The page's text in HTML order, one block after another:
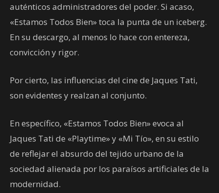
auténticos administradores del poder. Si acaso,
«Estamos Todos Bien» toca la punta de un iceberg.
En su descargo, al menos lo hace con entereza,
convicción y rigor.
Por cierto, las influencias del cine de Jaques Tati,
son evidentes y realzan al conjunto.
En específico, «Estamos Todos Bien» evoca al
Jaques Tati de «Playtime» y «Mi Tío», en su estilo
de reflejar el absurdo del tejido urbano de la
sociedad alienada por los paraísos artificiales de la
modernidad.